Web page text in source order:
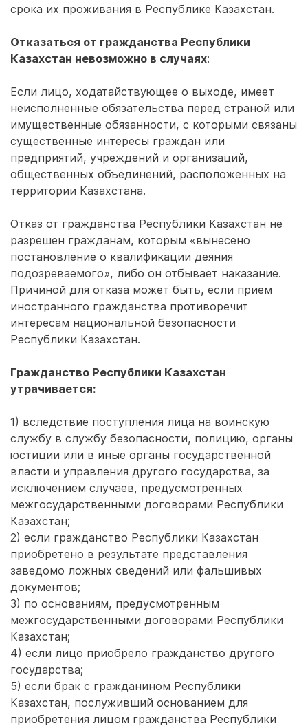
срока их проживания в Республике Казахстан.
Отказаться от гражданства Республики
Казахстан невозможно в случаях:
Если лицо, ходатайствующее о выходе, имеет
неисполненные обязательства перед страной или
имущественные обязанности, с которыми связаны
существенные интересы граждан или
предприятий, учреждений и организаций,
общественных объединений, расположенных на
территории Казахстана.
Отказ от гражданства Республики Казахстан не
разрешен гражданам, которым «вынесено
постановление о квалификации деяния
подозреваемого», либо он отбывает наказание.
Причиной для отказа может быть, если прием
иностранного гражданства противоречит
интересам национальной безопасности
Республики Казахстан.
Гражданство Республики Казахстан
утрачивается:
1) вследствие поступления лица на воинскую
службу в службу безопасности, полицию, органы
юстиции или в иные органы государственной
власти и управления другого государства, за
исключением случаев, предусмотренных
межгосударственными договорами Республики
Казахстан;
2) если гражданство Республики Казахстан
приобретено в результате представления
заведомо ложных сведений или фальшивых
документов;
3) по основаниям, предусмотренным
межгосударственными договорами Республики
Казахстан;
4) если лицо приобрело гражданство другого
государства;
5) если брак с гражданином Республики
Казахстан, послуживший основанием для
приобретения лицом гражданства Республики